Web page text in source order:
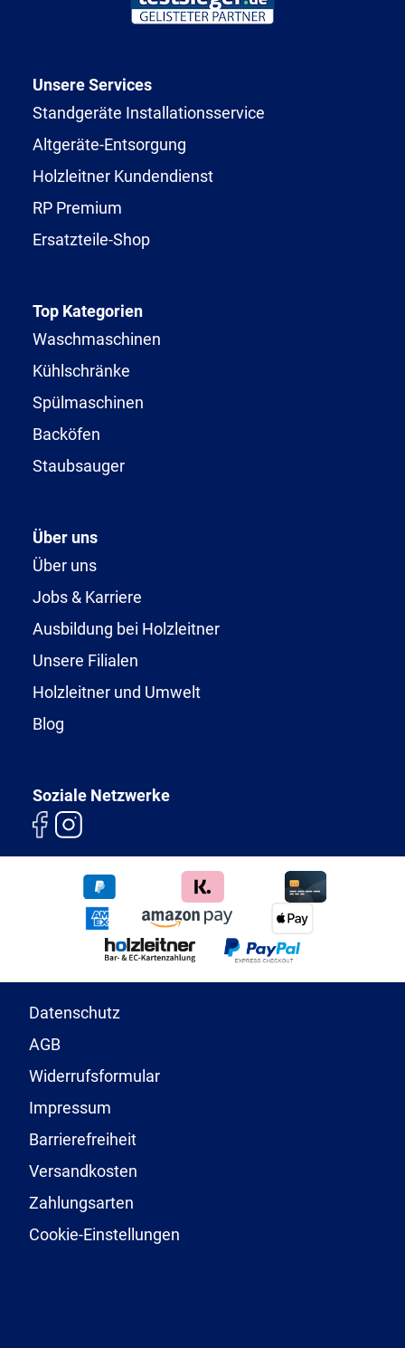
Unsere Services
Standgeräte Installationsservice
Altgeräte-Entsorgung
Holzleitner Kundendienst
RP Premium
Ersatzteile-Shop
Top Kategorien
Waschmaschinen
Kühlschränke
Spülmaschinen
Backöfen
Staubsauger
Über uns
Über uns
Jobs & Karriere
Ausbildung bei Holzleitner
Unsere Filialen
Holzleitner und Umwelt
Blog
Soziale Netzwerke
Datenschutz
AGB
Widerrufsformular
Impressum
Barrierefreiheit
Versandkosten
Zahlungsarten
Cookie-Einstellungen